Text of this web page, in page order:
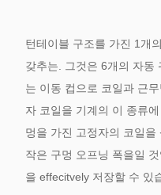
턴테이블 구조를 가진 1개
갖추는. 그것은 6개의 자동
는 이동 컵으로 코일과 근
자 코일을 기계의 이 종류
멍을 가진 고정자의 코일
작은 구멍 오프닝 폭을일
을 effecitvely 저장할 수 있